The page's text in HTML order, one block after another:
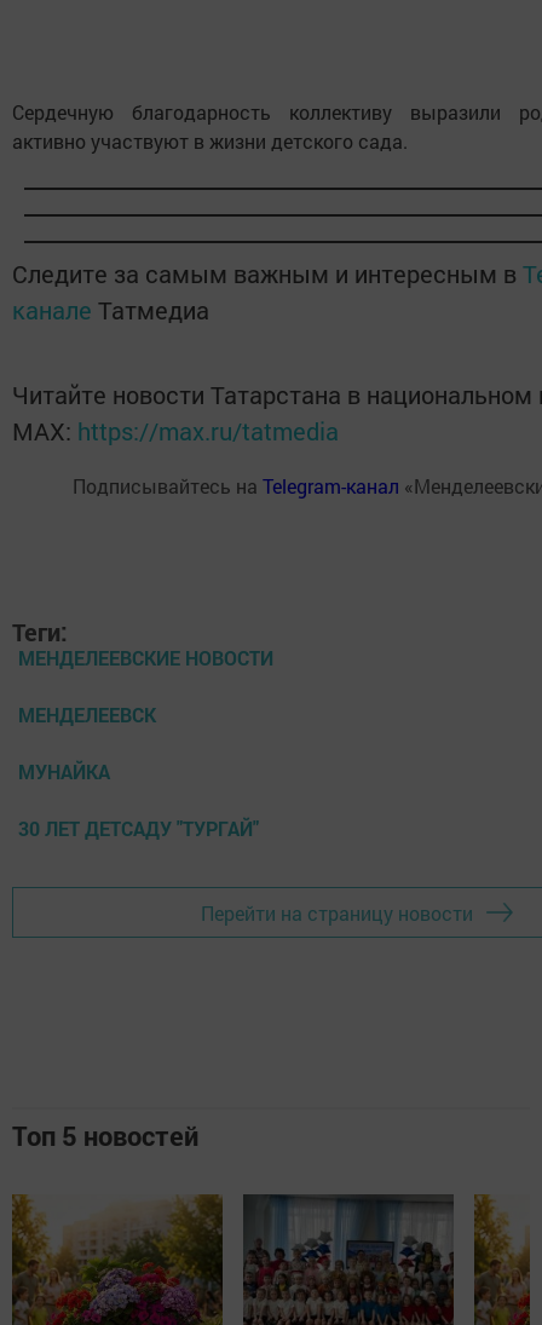
Сердечную благодарность коллективу выразили
активно участвуют в жизни детского сада.
Следите за самым важным и интересным в
канале Татмедиа
Читайте новости Татарстана в
MАХ: https://max.ru/tatmedia
Подписывайтесь на Telegram-канал
Теги:
МЕНДЕЛЕЕВСКИЕ НОВОСТИ
МЕНДЕЛЕЕВСК
МУНАЙКА
30 ЛЕТ ДЕТСАДУ "ТУРГАЙ"
Перейти на страницу новости
Топ 5 новостей